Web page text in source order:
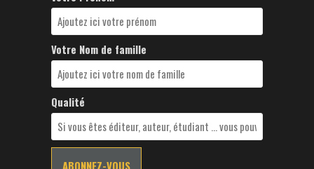
Votre Nom de famille
Qualité